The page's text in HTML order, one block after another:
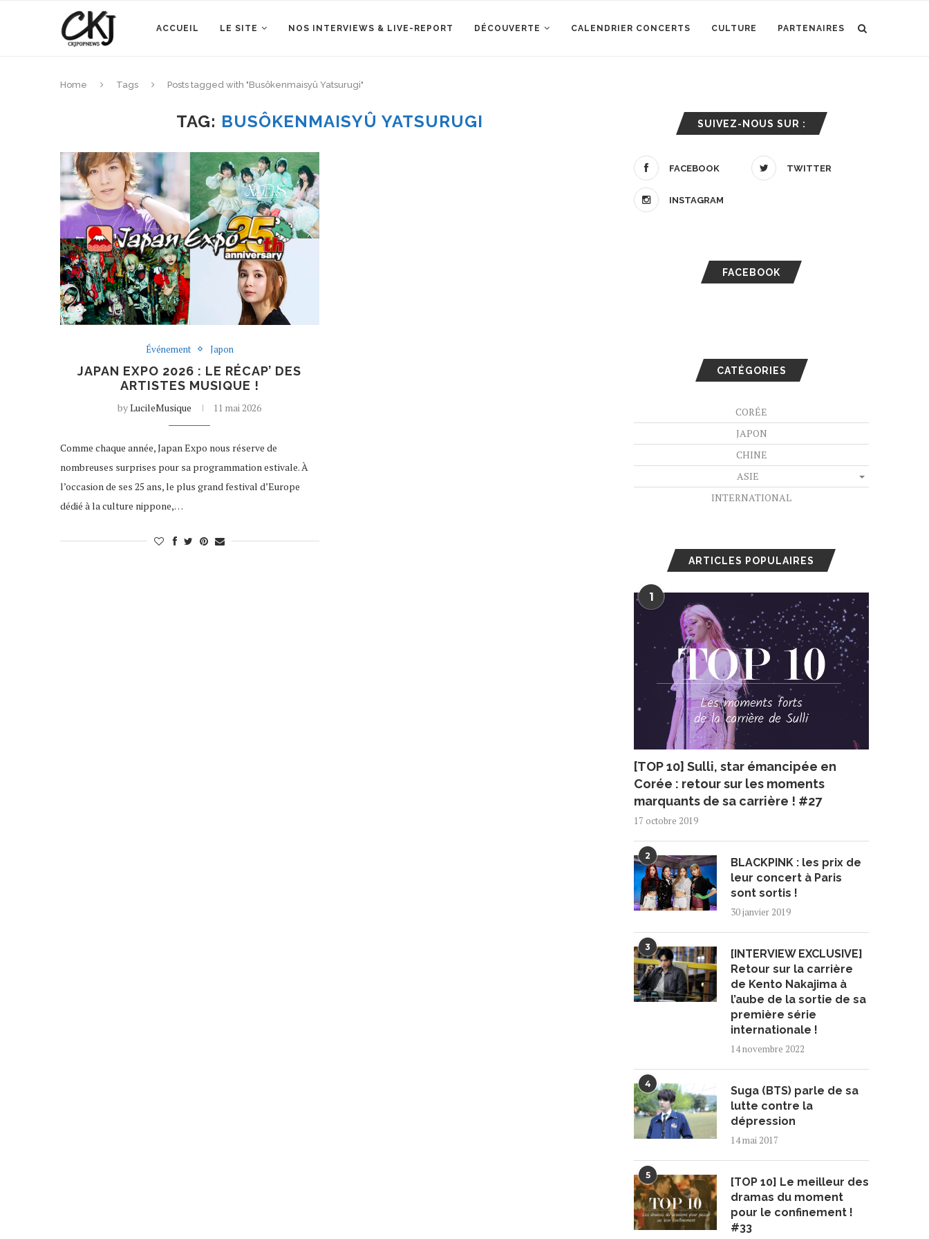
ACCUEIL LE SITE NOS INTERVIEWS & LIVE-REPORT DÉCOUVERTE CALENDRIER CONCERTS CULTURE PARTENAIRES
Home Tags Posts tagged with "Busôkenmaisyû Yatsurugi"
TAG: BUSÔKENMAISYÛ YATSURUGI
Événement Japon
JAPAN EXPO 2026 : LE RÉCAP’ DES
ARTISTES MUSIQUE !
byLucileMusique 11 mai 2026
Comme chaque année, Japan Expo nous réserve de
nombreuses surprises pour sa programmation estivale. À
l’occasion de ses 25 ans, le plus grand festival d’Europe
dédié à la culture nippone,…
SUIVEZ-NOUS SUR :
FACEBOOK TWITTER
INSTAGRAM
FACEBOOK
CATÉGORIES
CORÉE
JAPON
CHINE
ASIE
INTERNATIONAL
ARTICLES POPULAIRES
1
[TOP 10] Sulli, star émancipée en
Corée : retour sur les moments
marquants de sa carrière ! #27
17 octobre 2019
2
BLACKPINK : les prix de
leur concert à Paris
sont sortis !
30 janvier 2019
3
[INTERVIEW EXCLUSIVE]
Retour sur la carrière
de Kento Nakajima à
l’aube de la sortie de sa
première série
internationale !
14 novembre 2022
4
Suga (BTS) parle de sa
lutte contre la
dépression
14 mai 2017
5
[TOP 10] Le meilleur des
dramas du moment
pour le confinement !
#33